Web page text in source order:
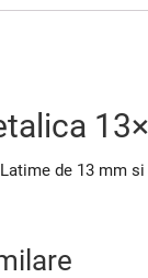
de 13 mm